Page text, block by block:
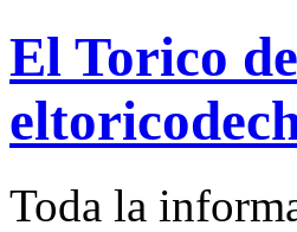
El Torico
Toda la